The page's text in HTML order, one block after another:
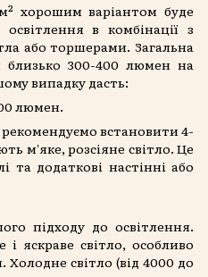
хорошим варіантом буде
в комбінації з
або торшерами. Загальна
близько 300-400 люмен на
випадку дасть:
люмен.
встановити 4-
м'яке, розсіяне світло. Це
та додаткові настінні або
підходу до освітлення.
яскраве світло, особливо
світло (від 4000 до